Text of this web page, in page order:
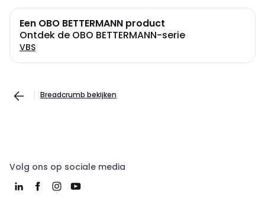
Een OBO BETTERMANN product
Ontdek de OBO BETTERMANN-serie
VBS
Breadcrumb bekijken
Volg ons op sociale media